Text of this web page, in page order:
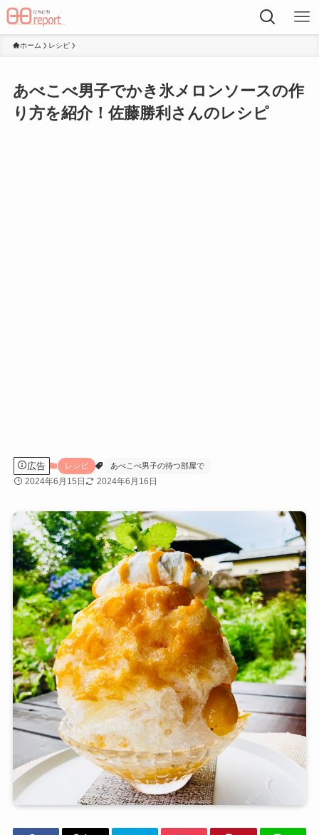
ホーム レシピ
あべこべ男子でかき氷メロンソースの作
り方を紹介！佐藤勝利さんのレシピ
広告 レシピ あべこべ男子の待つ部屋で
2024年6月15日 2024年6月16日